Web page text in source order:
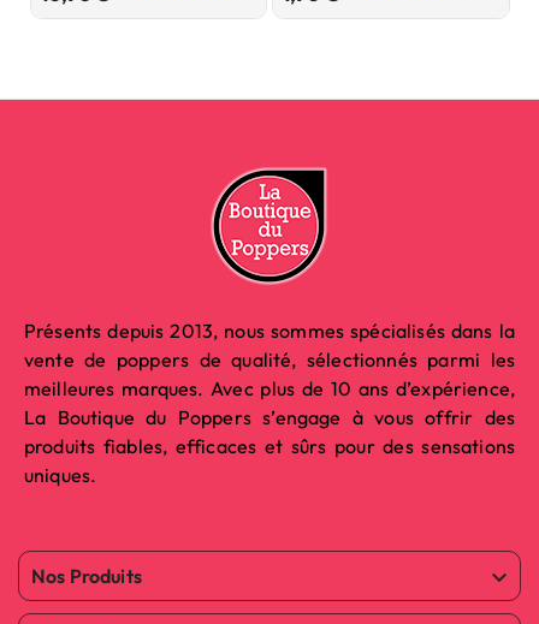
Présents depuis 2013, nous sommes spécialisés dans la
vente de poppers de qualité, sélectionnés parmi les
meilleures marques. Avec plus de 10 ans d’expérience,
La Boutique du Poppers s’engage à vous offrir des
produits fiables, efficaces et sûrs pour des sensations
uniques.
Nos Produits 